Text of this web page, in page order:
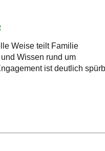
Weise teilt Familie
Wissen rund um
ist deutlich